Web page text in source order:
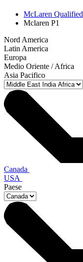
McLaren Qualified
Mclaren P1
Nord America
Latin America
Europa
Medio Oriente / Africa
Asia Pacifico
Canada
USA
Paese